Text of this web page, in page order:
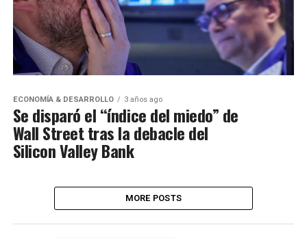
ECONOMÍA & DESARROLLO 3 años ago
Se disparó el “índice del miedo” de
Wall Street tras la debacle del
Silicon Valley Bank
MORE POSTS